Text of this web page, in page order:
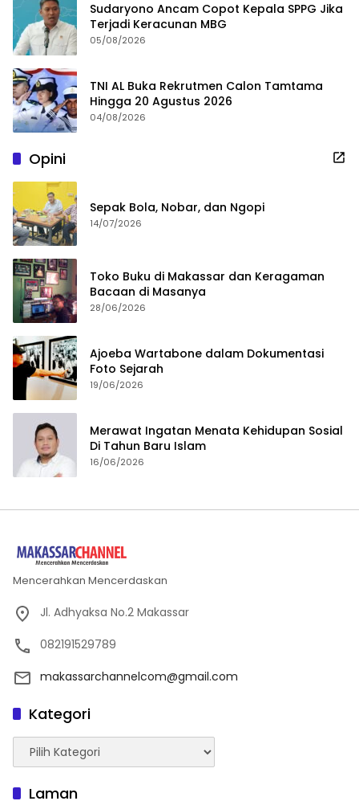
Sudaryono Ancam Copot Kepala SPPG Jika
Terjadi Keracunan MBG
05/08/2026
TNI AL Buka Rekrutmen Calon Tamtama
Hingga 20 Agustus 2026
04/08/2026
Opini
Sepak Bola, Nobar, dan Ngopi
14/07/2026
Toko Buku di Makassar dan Keragaman
Bacaan di Masanya
28/06/2026
Ajoeba Wartabone dalam Dokumentasi
Foto Sejarah
19/06/2026
Merawat Ingatan Menata Kehidupan Sosial
Di Tahun Baru Islam
16/06/2026
Mencerahkan Mencerdaskan
Jl. Adhyaksa No.2 Makassar
082191529789
makassarchannelcom@gmail.com
Kategori
Kategori
Laman